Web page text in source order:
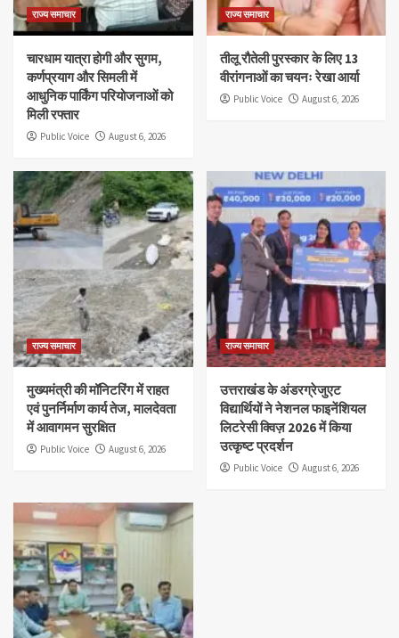
राज्य समाचार
चारधाम यात्रा होगी और सुगम,
कर्णप्रयाग और सिमली में
आधुनिक पार्किंग परियोजनाओं को
मिली रफ्तार
Public Voice August 6, 2026
राज्य समाचार
तीलू रौतेली पुरस्कार के लिए 13
वीरांगनाओं का चयनः रेखा आर्या
Public Voice August 6, 2026
राज्य समाचार
मुख्यमंत्री की मॉनिटरिंग में राहत
एवं पुनर्निर्माण कार्य तेज, मालदेवता
में आवागमन सुरक्षित
Public Voice August 6, 2026
राज्य समाचार
उत्तराखंड के अंडरग्रेजुएट
विद्यार्थियों ने नेशनल फाइनेंशियल
लिटरेसी क्विज़ 2026 में किया
उत्कृष्ट प्रदर्शन
Public Voice August 6, 2026